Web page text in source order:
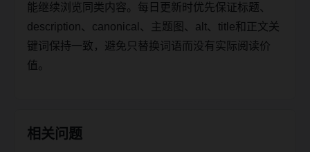
能继续浏览同类内容。每日更新时优先保证标题、
description、canonical、主题图、alt、title和正文关
键词保持一致，避免只替换词语而没有实际阅读价
值。
相关问题